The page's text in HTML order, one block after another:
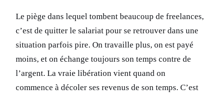
Le piège dans lequel tombent beaucoup de freelances,
c’est de quitter le salariat pour se retrouver dans une
situation parfois pire. On travaille plus, on est payé
moins, et on échange toujours son temps contre de
l’argent. La vraie libération vient quand on
commence à décoler ses revenus de son temps. C’est